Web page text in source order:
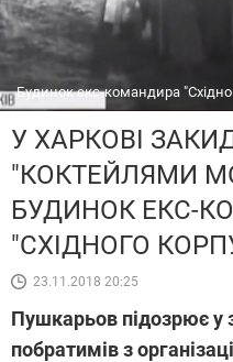
Будинок екс-командира
У ХАРКОВІ
"КОКТЕЙЛЯМИ
БУДИНОК ЕКС-
"СХІДНОГО
23.11.2018 20:25
Пушкарьов підозрює у
побратимів з